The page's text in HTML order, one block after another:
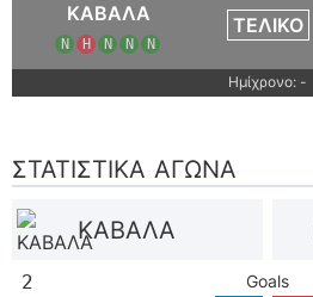
ΚΑΒΑΛΑ
Ν Η Ν Ν Ν
ΤΕΛΙΚΌ
Ημίχρονο: -
ΣΤΑΤΙΣΤΙΚΆ ΑΓΏΝΑ
ΚΑΒΑΛΑ
2 Goals